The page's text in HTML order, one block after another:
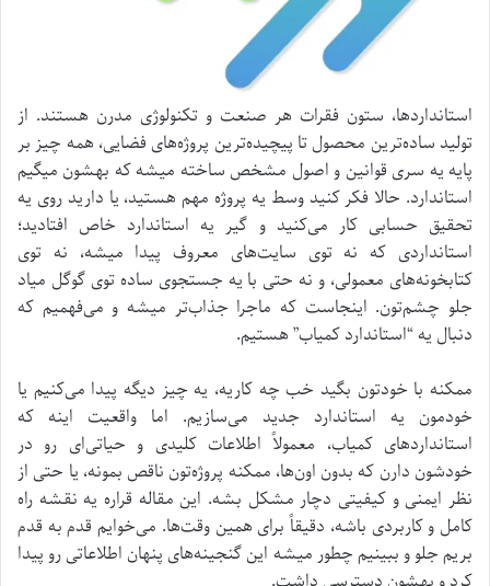
استانداردها، ستون فقرات هر صنعت و تکنولوژی مدرن هستند. از
تولید ساده‌ترین محصول تا پیچیده‌ترین پروژه‌های فضایی، همه چیز بر
پایه یه سری قوانین و اصول مشخص ساخته میشه که بهشون میگیم
استاندارد. حالا فکر کنید وسط یه پروژه مهم هستید، یا دارید روی یه
تحقیق حسابی کار می‌کنید و گیر یه استاندارد خاص افتادید؛
استانداردی که نه توی سایت‌های معروف پیدا میشه، نه توی
کتابخونه‌های معمولی، و نه حتی با یه جستجوی ساده توی گوگل میاد
جلو چشم‌تون. اینجاست که ماجرا جذاب‌تر میشه و می‌فهمیم که
دنبال یه “استاندارد کمیاب” هستیم.
ممکنه با خودتون بگید خب چه کاریه، یه چیز دیگه پیدا می‌کنیم یا
خودمون یه استاندارد جدید می‌سازیم. اما واقعیت اینه که
استانداردهای کمیاب، معمولاً اطلاعات کلیدی و حیاتی‌ای رو در
خودشون دارن که بدون اون‌ها، ممکنه پروژه‌تون ناقص بمونه، یا حتی از
نظر ایمنی و کیفیتی دچار مشکل بشه. این مقاله قراره یه نقشه راه
کامل و کاربردی باشه، دقیقاً برای همین وقت‌ها. می‌خوایم قدم به قدم
بریم جلو و ببینیم چطور میشه این گنجینه‌های پنهان اطلاعاتی رو پیدا